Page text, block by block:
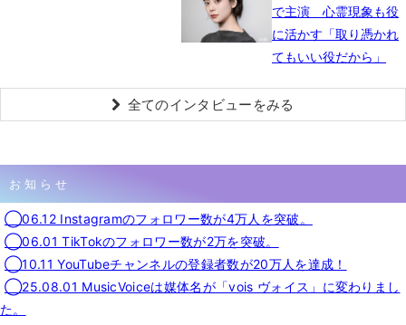
で主演 心霊現象も役
に活かす「取り憑かれ
てもいい役だから」
全てのインタビューをみる
お知らせ
◯06.12 Instagramのフォロワー数が4万人を突破。
◯06.01 TikTokのフォロワー数が2万を突破。
◯10.11 YouTubeチャンネルの登録者数が20万人を達成！
◯25.08.01 MusicVoiceは媒体名が「vois ヴォイス」に変わりまし
た。